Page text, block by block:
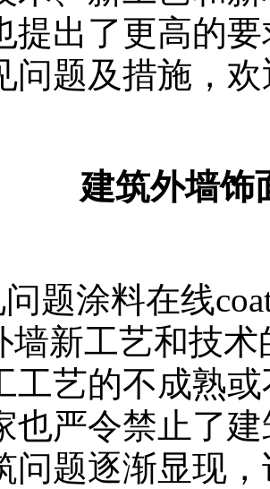
提出了更高的
问题及措施，
建筑外墙饰
题涂料在线
墙新工艺和技
工艺的不成熟
也严令禁止了
问题逐渐显现